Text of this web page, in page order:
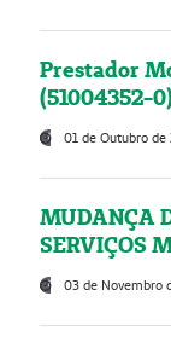
Prestador
(51004352-
01 de Outubro de
MUDANÇA
SERVIÇOS
03 de Novembro